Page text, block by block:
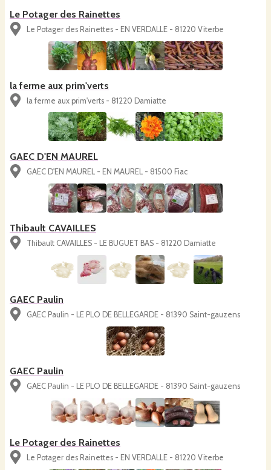
Le Potager des Rainettes
Le Potager des Rainettes - EN VERDALLE - 81220 Viterbe
la ferme aux prim'verts
la ferme aux prim'verts - 81220 Damiatte
GAEC D'EN MAUREL
GAEC D'EN MAUREL - EN MAUREL - 81500 Fiac
Thibault CAVAILLES
Thibault CAVAILLES - LE BUGUET BAS - 81220 Damiatte
GAEC Paulin
GAEC Paulin - LE PLO DE BELLEGARDE - 81390 Saint-gauzens
GAEC Paulin
GAEC Paulin - LE PLO DE BELLEGARDE - 81390 Saint-gauzens
Le Potager des Rainettes
Le Potager des Rainettes - EN VERDALLE - 81220 Viterbe